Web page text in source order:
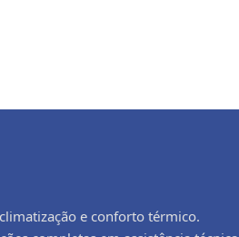
e conforto térmico.